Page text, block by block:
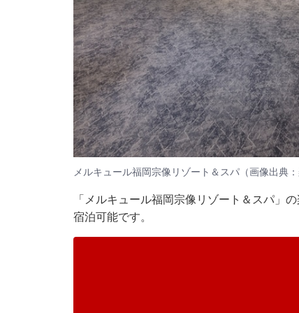
メルキュール福岡宗像リゾート＆スパ（画像出典：
「メルキュール福岡宗像リゾート＆スパ」
宿泊可能です。